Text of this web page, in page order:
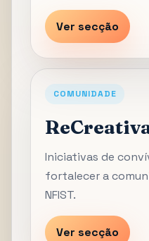
Ver secção
COMUNIDADE
Iniciativas de
fortalecer a
NFIST.
Ver secção